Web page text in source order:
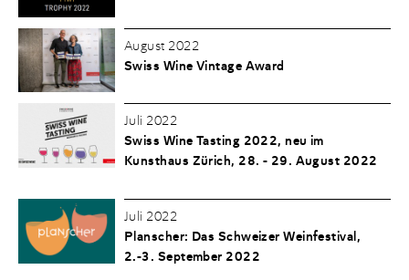
August 2022
Swiss Wine Vintage Award
Juli 2022
Swiss Wine Tasting 2022, neu im
Kunsthaus Zürich, 28. - 29. August 2022
Juli 2022
Planscher: Das Schweizer Weinfestival,
2.-3. September 2022